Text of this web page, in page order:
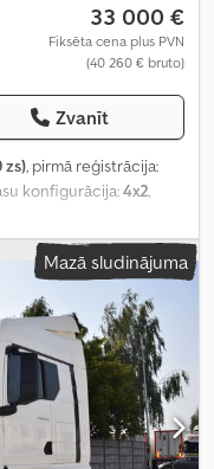
33 000 €
Fiksēta cena plus PVN
(40 260 € bruto)
Zvanīt
zs), pirmā reģistrācija:
konfigurācija:4x2,
gaisa spilvens,
Mazā sludinājuma